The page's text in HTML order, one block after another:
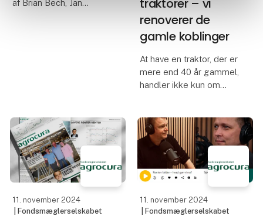
af Brian Bech, Jan
traktorer – vi
renoverer de
gamle koblinger
At have en traktor, der er
mere end 40 år gammel,
handler ikke kun om
klenodiet først og
fremmest et vigtigt
arbejdsredskab. Og
hvad gør man, når
traktoren g
11. november 2024
| Fondsmæglerselskabet
11. november 2024
| Fondsmæglerselskabet